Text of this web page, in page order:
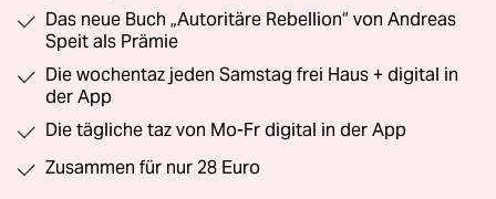
Das neue Buch „Autoritäre Rebellion“ von Andreas
Speit als Prämie
Die wochentaz jeden Samstag frei Haus + digital in
der App
Die tägliche taz von Mo-Fr digital in der App
Zusammen für nur 28 Euro